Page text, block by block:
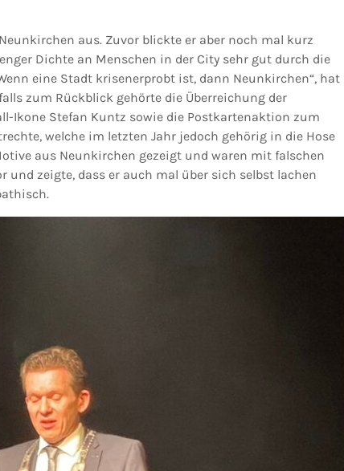
aus. Zuvor blickte er aber noch mal kurz
Dichte an Menschen in der City sehr gut durch die
eine Stadt krisenerprobt ist, dann Neunkirchen“, hat
zum Rückblick gehörte die Überreichung der
Ikone Stefan Kuntz sowie die Postkartenaktion zum
welche im letzten Jahr jedoch gehörig in die Hose
aus Neunkirchen gezeigt und waren mit falschen
und zeigte, dass er auch mal über sich selbst lachen